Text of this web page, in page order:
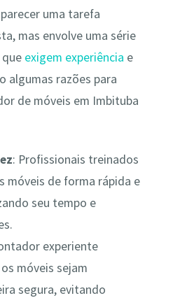
uma tarefa
mas envolve uma série
exigem experiência e
algumas razões para
de móveis em Imbituba
: Profissionais treinados
móveis de forma rápida e
seu tempo e
experiente
móveis sejam
segura, evitando